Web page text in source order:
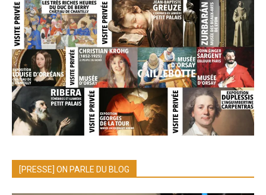
[PRESSE] ON PARLE DU BLOG